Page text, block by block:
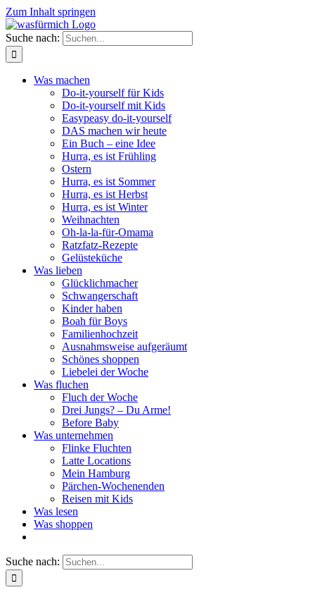
Zum Inhalt springen
Suche nach:
Was machen
Do-it-yourself für Kids
Do-it-yourself mit Kids
Easypeasy do-it-yourself
DAS machen wir heute
Ein Buch – eine Idee
Hurra, es ist Frühling
Ostern
Hurra, es ist Sommer
Hurra, es ist Herbst
Hurra, es ist Winter
Weihnachten
Oh-la-la-für-Omama
Ratzfatz-Rezepte
Gelüsteküche
Was lieben
Glücklichmacher
Schwangerschaft
Kinder haben
Boah für Boys
Familienhochzeit
Ausnahmsweise aufgeräumt
Schönes shoppen
Liebelei der Woche
Was fluchen
Fluch der Woche
Drei Jungs? – Du Arme!
Before Baby
Was unternehmen
Flinke Fluchten
Latte Locations
Mein Hamburg
Pärchen-Wochenenden
Reisen mit Kids
Was lesen
Was shoppen
Suche nach: